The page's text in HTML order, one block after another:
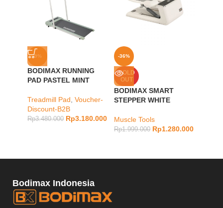
-9%
BODIMAX RUNNING
PAD PASTEL MINT
Treadmill Pad Voucher-
Discount-B2B
Rp3.480.000 Rp3.180.000
-36%
SOLD
OUT
BODIMAX SMART
STEPPER WHITE
Muscle Tools
Rp1.999.000 Rp1.280.000
Bodimax Indonesia